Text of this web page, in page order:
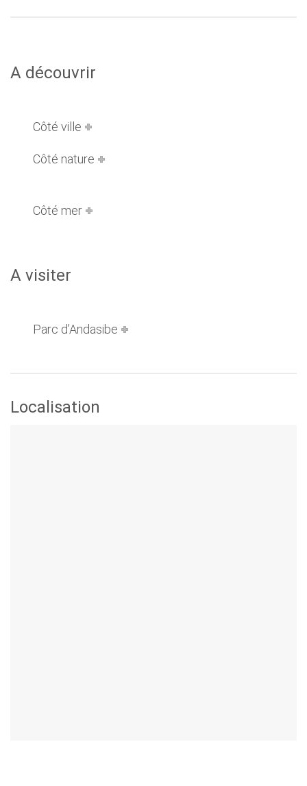
A découvrir
Côté ville
Côté nature
Côté mer
A visiter
Parc d’Andasibe
Localisation